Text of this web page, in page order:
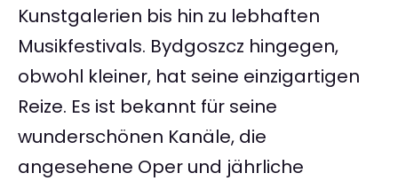
Kunstgalerien bis hin zu lebhaften
Musikfestivals. Bydgoszcz hingegen,
obwohl kleiner, hat seine einzigartigen
Reize. Es ist bekannt für seine
wunderschönen Kanäle, die
angesehene Oper und jährliche